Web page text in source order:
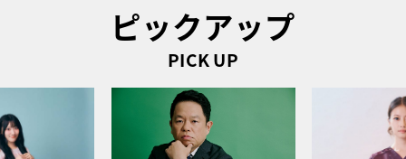
ピックアップ
PICK UP